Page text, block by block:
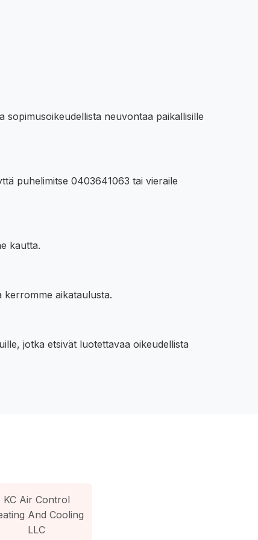
sopimusoikeudellista neuvontaa paikallisille
puhelimitse 0403641063 tai vieraile
kautta.
kerromme aikataulusta.
jotka etsivät luotettavaa oikeudellista
KC Air Control
And Cooling
LLC